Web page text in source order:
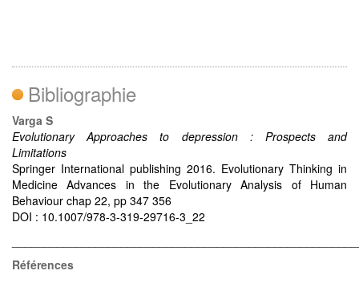
Bibliographie
Varga S
Evolutionary Approaches to depression : Prospects and
Limitations
Springer International publishing 2016. Evolutionary Thinking in
Medicine Advances in the Evolutionary Analysis of Human
Behaviour chap 22, pp 347 356
DOI : 10.1007/978-3-319-29716-3_22
Références